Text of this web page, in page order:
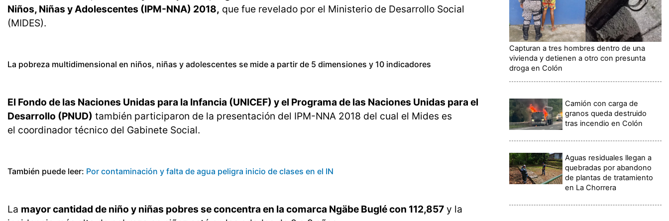
Niños, Niñas y Adolescentes (IPM-NNA) 2018, que fue revelado por el Ministerio de Desarrollo Social
(MIDES).
La pobreza multidimensional en niños, niñas y adolescentes se mide a partir de 5 dimensiones y 10 indicadores
El Fondo de las Naciones Unidas para la Infancia (UNICEF) y el Programa de las Naciones Unidas para el
Desarrollo (PNUD) también participaron de la presentación del IPM-NNA 2018 del cual el Mides es
el coordinador técnico del Gabinete Social.
También puede leer: Por contaminación y falta de agua peligra inicio de clases en el IN
La mayor cantidad de niño y niñas pobres se concentra en la comarca Ngäbe Buglé con 112,857 y la
Capturan a tres hombres dentro de una
vivienda y detienen a otro con presunta
droga en Colón
Camión con carga de
granos queda destruido
tras incendio en Colón
Aguas residuales llegan a
quebradas por abandono
de plantas de tratamiento
en La Chorrera